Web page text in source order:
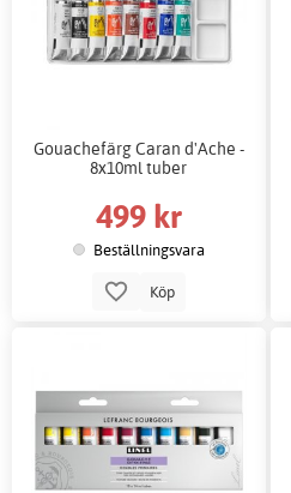
Gouachefärg Caran d'Ache -
8x10ml tuber
499 kr
Beställningsvara
Köp